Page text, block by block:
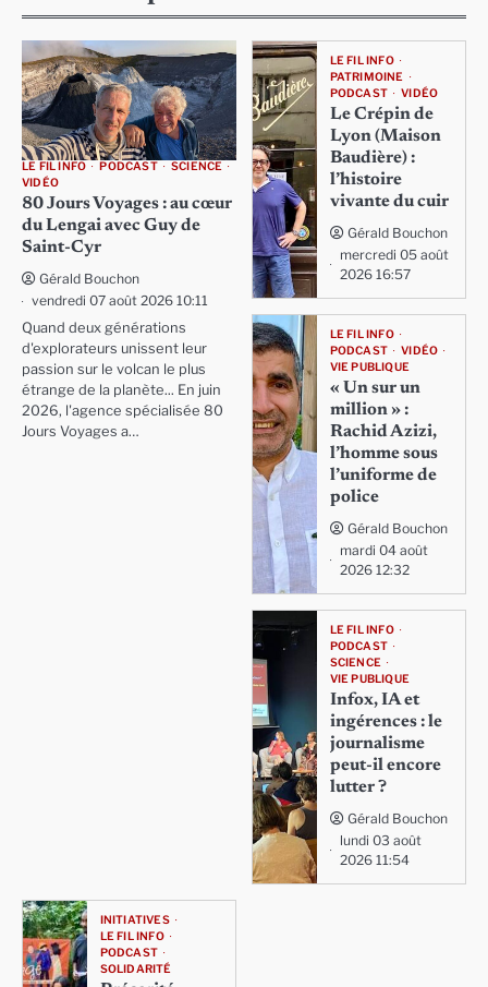
LE FIL INFO PODCAST
SCIENCE
VIDÉO
80 Jours Voyages : au cœur
du Lengai avec Guy de
Saint-Cyr
Gérald Bouchon
vendredi 07 août 2026 10:11
Quand deux générations
d'explorateurs unissent leur
passion sur le volcan le plus
étrange de la planète... En juin
2026, l'agence spécialisée 80
Jours Voyages a…
LE FIL INFO
PATRIMOINE
PODCAST
VIDÉO
Le Crépin de
Lyon (Maison
Baudière) :
l’histoire
vivante du cuir
Gérald Bouchon
mercredi 05 août
2026 16:57
LE FIL INFO
PODCAST
VIDÉO
VIE PUBLIQUE
« Un sur un
million » :
Rachid Azizi,
l’homme sous
l’uniforme de
police
Gérald Bouchon
mardi 04 août
2026 12:32
LE FIL INFO
PODCAST
SCIENCE
VIE PUBLIQUE
Infox, IA et
ingérences : le
journalisme
peut-il encore
lutter ?
Gérald Bouchon
lundi 03 août
2026 11:54
INITIATIVES
LE FIL INFO
PODCAST
SOLIDARITÉ